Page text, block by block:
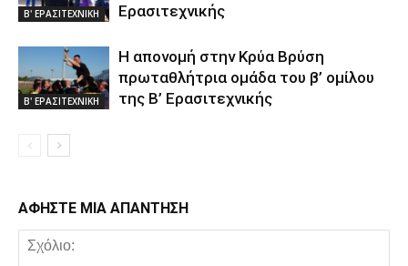
Β' ΕΡΑΣΙΤΕΧΝΙΚΗ
Ερασιτεχνικής
Β' ΕΡΑΣΙΤΕΧΝΙΚΗ
Η απονομή στην Κρύα Βρύση
πρωταθλήτρια ομάδα του β’ ομίλου
της Β’ Ερασιτεχνικής
ΑΦΗΣΤΕ ΜΙΑ ΑΠΑΝΤΗΣΗ